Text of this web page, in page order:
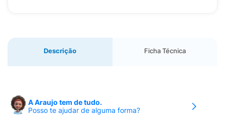
Descrição Ficha Técnica
A Araujo tem de tudo.
Posso te ajudar de alguma forma?